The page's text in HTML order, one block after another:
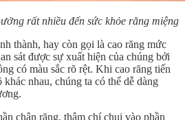
rất nhiều đến sức khỏe răng miệng
thành, hay còn gọi là cao răng mức
sát được sự xuất hiện của chúng bởi
có màu sắc rõ rệt. Khi cao răng tiến
nhau, chúng ta có thể dễ dàng
chân răng, thậm chí chui vào phần